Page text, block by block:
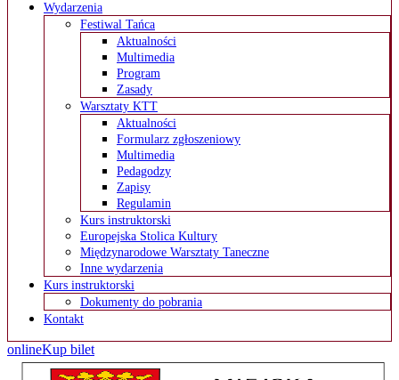
Wydarzenia
Festiwal Tańca
Aktualności
Multimedia
Program
Zasady
Warsztaty KTT
Aktualności
Formularz zgłoszeniowy
Multimedia
Pedagodzy
Zapisy
Regulamin
Kurs instruktorski
Europejska Stolica Kultury
Międzynarodowe Warsztaty Taneczne
Inne wydarzenia
Kurs instruktorski
Dokumenty do pobrania
Kontakt
onlineKup bilet